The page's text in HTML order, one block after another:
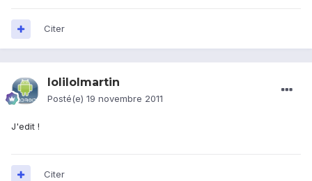
Citer
lolilolmartin
Posté(e) 19 novembre 2011
J'edit !
Citer